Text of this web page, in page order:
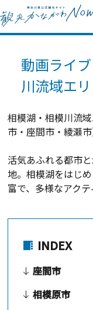
動画ライ
川流域エ
相模湖・相模川流
市・座間市・綾瀬市
活気あふれる都市
地。相模湖をはじ
富で、多様なアクテ
INDEX
座間市
相模原市